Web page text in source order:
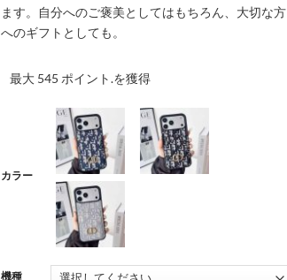
ます。自分へのご褒美としてはもちろん、大切な方
へのギフトとしても。
最大 545 ポイント.を獲得
カラー
001
機種